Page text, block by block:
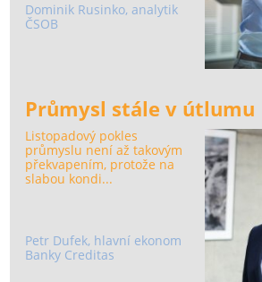
Dominik Rusinko, analytik
ČSOB
Průmysl stále v útlumu
Listopadový pokles
průmyslu není až takovým
překvapením, protože na
slabou kondi...
Petr Dufek, hlavní ekonom
Banky Creditas